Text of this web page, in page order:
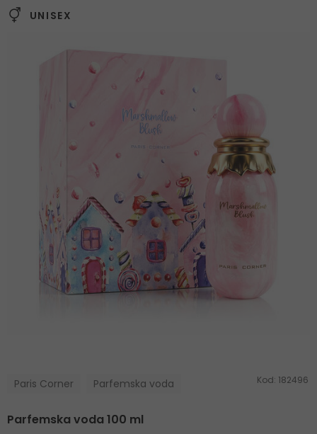
UNISEX
Paris Corner Parfemska voda Kod: 182496
Parfemska voda 100 ml